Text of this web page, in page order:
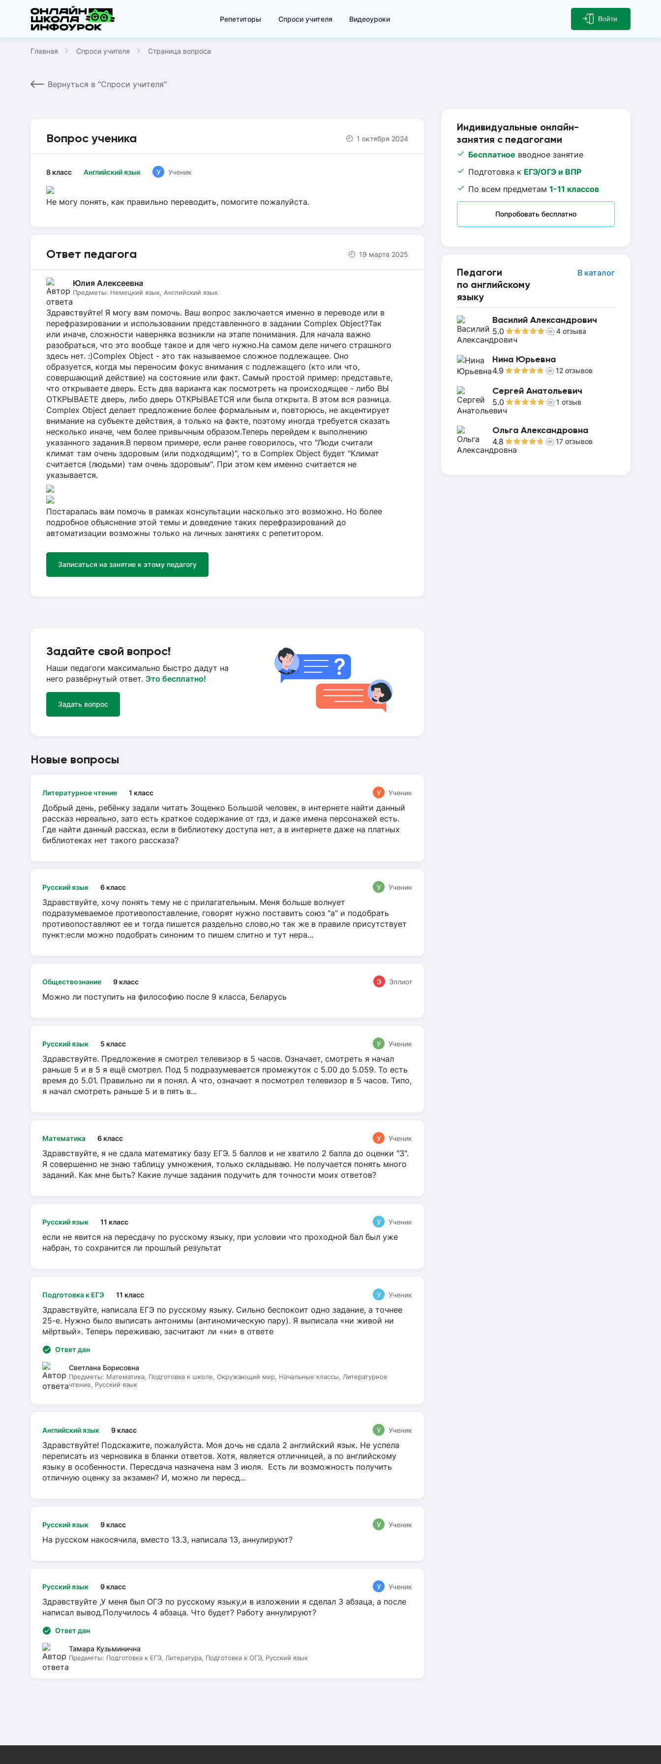
Репетиторы Спроси учителя Видеоуроки Войти
Главная Спроси учителя Страница вопроса
Вернуться в "Спроси учителя"
Индивидуальные онлайн-
занятия с педагогами
Бесплатное вводное занятие
Подготовка к ЕГЭ/ОГЭ и ВПР
По всем предметам 1-11 классов
Попробовать бесплатно
Педагоги
по английскому
языку
В каталог
Василий Александрович
5.0 4 отзыва
Нина Юрьевна
4.9 12 отзывов
Сергей Анатольевич
5.0 1 отзыв
Ольга Александровна
4.8 17 отзывов
Вопрос ученика 1 октября 2024
Английский язык
8 класс У Ученик
Не могу понять, как правильно переводить, помогите пожалуйста.
Ответ педагога 19 марта 2025
Юлия Алексеевна
Предметы: Немецкий язык, Английский язык
Здравствуйте! Я могу вам помочь. Ваш вопрос заключается именно в переводе или в
перефразировании и использовании представленного в задании Complex Object?Так
или иначе, сложности наверняка возникли на этапе понимания. Для начала важно
разобраться, что это вообще такое и для чего нужно.На самом деле ничего страшного
здесь нет. :)Complex Object - это так называемое сложное подлежащее. Оно
образуется, когда мы переносим фокус внимания с подлежащего (кто или что,
совершающий действие) на состояние или факт. Самый простой пример: представьте,
что открываете дверь. Есть два варианта как посмотреть на происходящее - либо ВЫ
ОТКРЫВАЕТЕ дверь, либо дверь ОТКРЫВАЕТСЯ или была открыта. В этом вся разница.
Complex Object делает предложение более формальным и, повторюсь, не акцентирует
внимание на субъекте действия, а только на факте, поэтому иногда требуется сказать
несколько иначе, чем более привычным образом.Теперь перейдем к выполнению
указанного задания.В первом примере, если ранее говорилось, что "Люди считали
климат там очень здоровым (или подходящим)", то в Complex Object будет "Климат
считается (людьми) там очень здоровым". При этом кем именно считается не
указывается.
Постаралась вам помочь в рамках консультации насколько это возможно. Но более
подробное объяснение этой темы и доведение таких перефразирований до
автоматизации возможны только на личных занятиях с репетитором.
Записаться на занятие к этому педагогу
Задайте свой вопрос!
Наши педагоги максимально быстро дадут на
него развёрнутый ответ. Это бесплатно!
Задать вопрос
Новые вопросы
Литературное чтение 1 класс У Ученик
Добрый день, ребёнку задали читать Зощенко Большой человек, в интернете найти данный
рассказ нереально, зато есть краткое содержание от гдз, и даже имена персонажей есть.
Где найти данный рассказ, если в библиотеку доступа нет, а в интернете даже на платных
библиотеках нет такого рассказа?
Русский язык 6 класс У Ученик
Здравствуйте, хочу понять тему не с прилагательным. Меня больше волнует
подразумеваемое противопоставление, говорят нужно поставить союз "а" и подобрать
противопоставляют ее и тогда пишется раздельно слово,но так же в правиле присутствует
пункт:если можно подобрать синоним то пишем слитно и тут нера...
Обществознание 9 класс Э Эллиот
Можно ли поступить на философию после 9 класса, Беларусь
Русский язык 5 класс У Ученик
Здравствуйте. Предложение я смотрел телевизор в 5 часов. Означает, смотреть я начал
раньше 5 и в 5 я ещё смотрел. Под 5 подразумевается промежуток с 5.00 до 5.059. То есть
время до 5.01. Правильно ли я понял. А что, означает я посмотрел телевизор в 5 часов. Типо,
я начал смотреть раньше 5 и в пять в...
Математика 6 класс У Ученик
Здравствуйте, я не сдала математику базу ЕГЭ. 5 баллов и не хватило 2 балла до оценки "3".
Я совершенно не знаю таблицу умножения, только складываю. Не получается понять много
заданий. Как мне быть? Какие лучше задания подучить для точности моих ответов?
Русский язык 11 класс У Ученик
если не явится на пересдачу по русскому языку, при условии что проходной бал был уже
набран, то сохранится ли прошлый результат
Подготовка к ЕГЭ 11 класс У Ученик
Здравствуйте, написала ЕГЭ по русскому языку. Сильно беспокоит одно задание, а точнее
25-е. Нужно было выписать антонимы (антиномическую пару). Я выписала «ни живой ни
мёртвый». Теперь переживаю, засчитают ли «ни» в ответе
Ответ дан
Светлана Борисовна
Предметы: Математика, Подготовка к школе, Окружающий мир, Начальные классы, Литературное
чтение, Русский язык
Английский язык 9 класс У Ученик
Здравствуйте! Подскажите, пожалуйста. Моя дочь не сдала 2 английский язык. Не успела
переписать из черновика в бланки ответов. Хотя, является отличницей, а по английскому
языку в особенности. Пересдача назначена нам 3 июля. Есть ли возможность получить
отличную оценку за экзамен? И, можно ли пересд...
Русский язык 9 класс У Ученик
На русском накосячила, вместо 13.3, написала 13, аннулируют?
Русский язык 9 класс У Ученик
Здравствуйте ,У меня был ОГЭ по русскому языку,и в изложении я сделал 3 абзаца, а после
написал вывод.Получилось 4 абзаца. Что будет? Работу аннулируют?
Ответ дан
Тамара Кузьминична
Предметы: Подготовка к ЕГЭ, Литература, Подготовка к ОГЭ, Русский язык